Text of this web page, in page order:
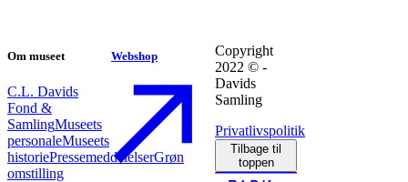
Om museet
C.L. Davids
Fond &
SamlingMuseets
personaleMuseets
historiePressemeddelelserGrøn
omstilling
Webshop
Copyright
2022 © -
Davids
Samling
Privatlivspolitik
Tilbage til
toppen